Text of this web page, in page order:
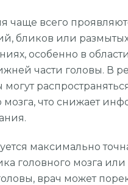
чаще всего
бликов или размытых
особенно в
части головы. В
могут
мозга, что снижает
максимально
головного мозга
врач может